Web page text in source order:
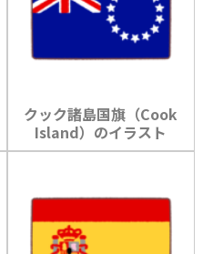
クック諸島国旗（Cook
Island）のイラスト